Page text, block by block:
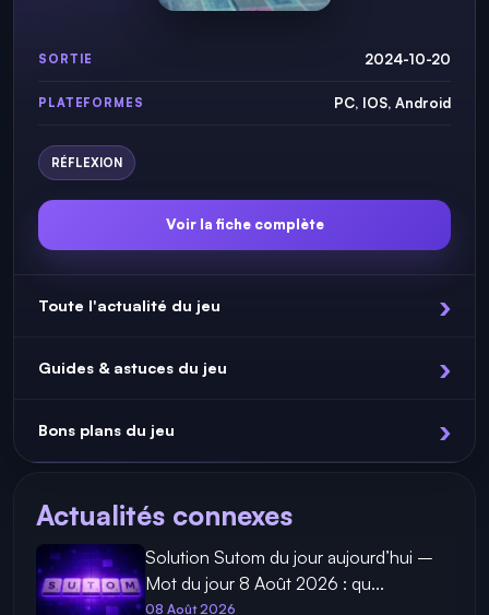
SORTIE 2024-10-20
PLATEFORMES PC, IOS, Android
RÉFLEXION
Voir la fiche complète
Toute l'actualité du jeu
Guides & astuces du jeu
Bons plans du jeu
Actualités connexes
Solution Sutom du jour aujourd’hui –
Mot du jour 8 Août 2026 : qu...
08 Août 2026